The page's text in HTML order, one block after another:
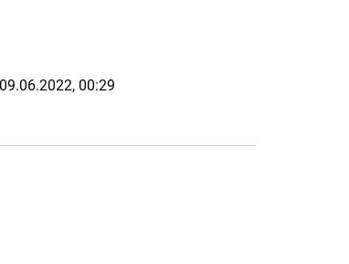
09.06.2022, 00:29